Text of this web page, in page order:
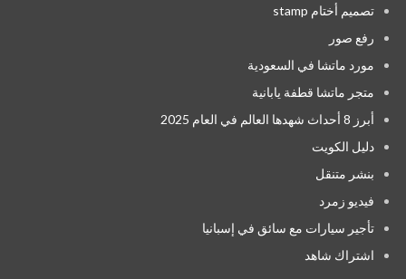
تصميم أختام stamp
رفع صور
مورد ماتشا في السعودية
متجر ماتشا قطفة يابانية
أبرز 8 أحداث شهدها العالم في العام 2025
دليل الكويت
بنشر متنقل
فيديو زمرد
تأجير سيارات مع سائق في إسبانيا
اشتراك شاهد